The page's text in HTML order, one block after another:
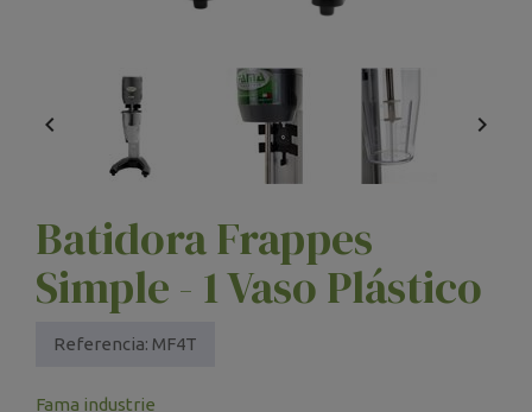
 
Batidora Frappes
Simple - 1 Vaso Plástico
Referencia: MF4T
Fama industrie